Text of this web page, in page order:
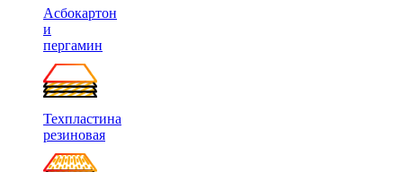
Асбокартон
и
пергамин
Техпластина
резиновая